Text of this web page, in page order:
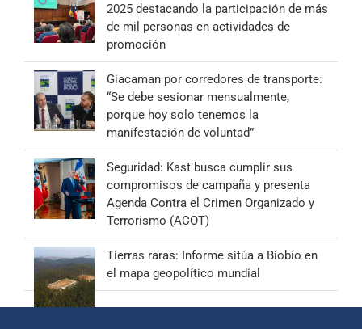
2025 destacando la participación de más
de mil personas en actividades de
promoción
Giacaman por corredores de transporte:
“Se debe sesionar mensualmente,
porque hoy solo tenemos la
manifestación de voluntad”
Seguridad: Kast busca cumplir sus
compromisos de campaña y presenta
Agenda Contra el Crimen Organizado y
Terrorismo (ACOT)
Tierras raras: Informe sitúa a Biobío en
el mapa geopolítico mundial